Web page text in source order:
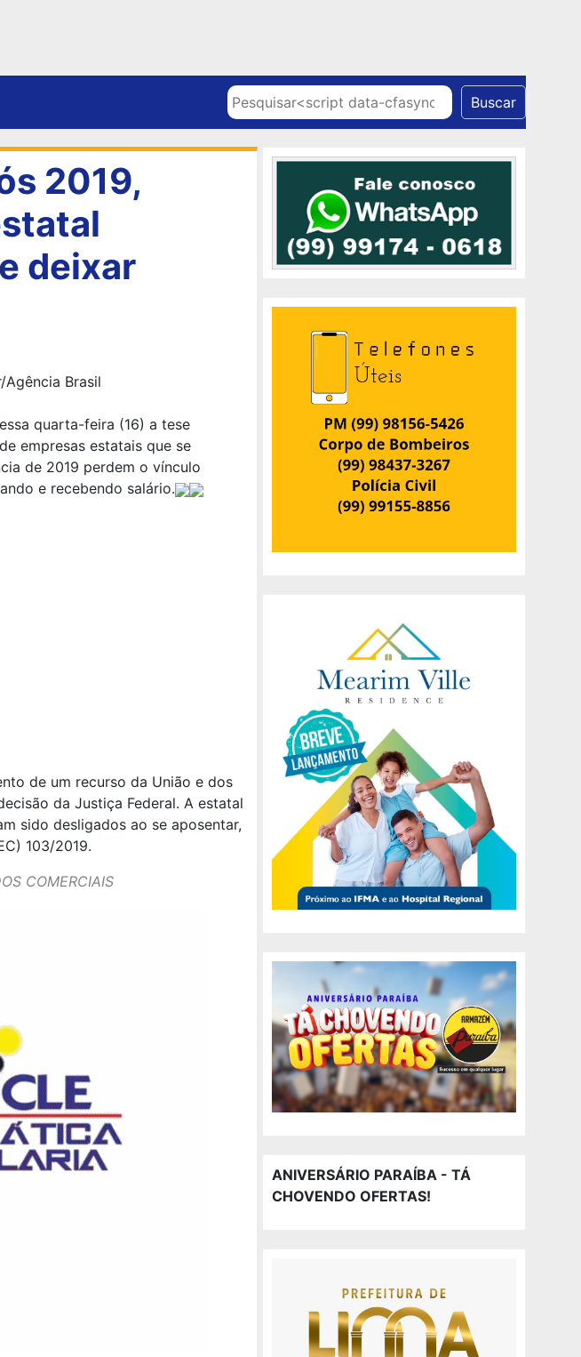
Pesquisar Buscar
2019,
deixar
Brasil
quarta-feira (16) a tese
empresas estatais que se
de 2019 perdem o vínculo
e recebendo salário.
de um recurso da União e dos
da Justiça Federal. A estatal
sido desligados ao se aposentar,
103/2019.
COMERCIAIS
ANIVERSÁRIO PARAÍBA - TÁ
CHOVENDO OFERTAS!